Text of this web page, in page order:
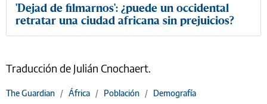
'Dejad de filmarnos': ¿puede un occidental
retratar una ciudad africana sin prejuicios?
Traducción de Julián Cnochaert.
The Guardian / África / Población / Demografía